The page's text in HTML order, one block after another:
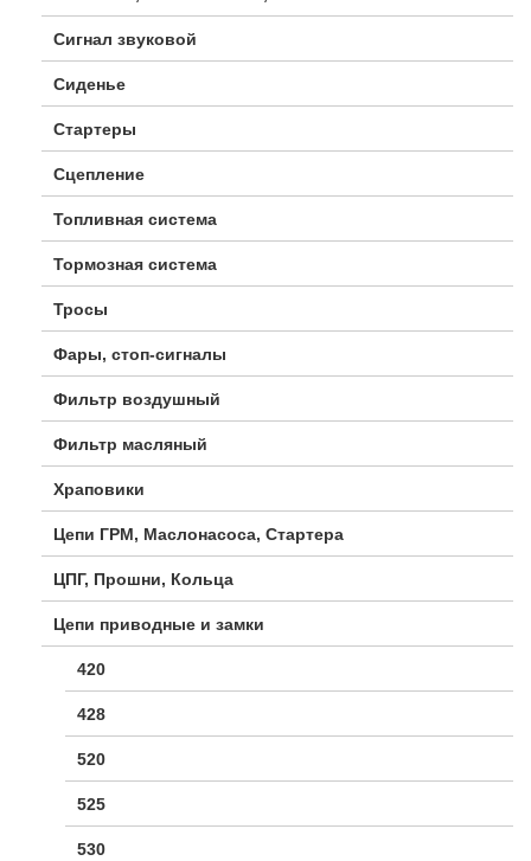
Сигнал звуковой
Сиденье
Стартеры
Сцепление
Топливная система
Тормозная система
Тросы
Фары, стоп-сигналы
Фильтр воздушный
Фильтр масляный
Храповики
Цепи ГРМ, Маслонасоса, Стартера
ЦПГ, Прошни, Кольца
Цепи приводные и замки
420
428
520
525
530